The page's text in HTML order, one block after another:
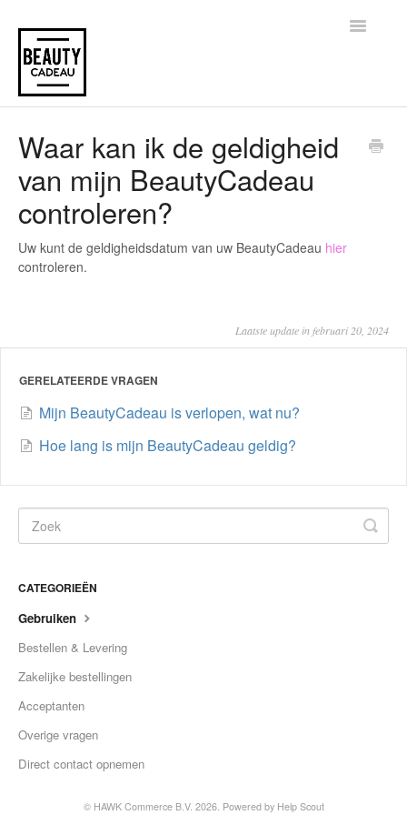
Toggle
Waar kan ik de geldigheid
van mijn BeautyCadeau
controleren?
Uw kunt de geldigheidsdatum van uw BeautyCadeau hier
controleren.
Laatste update in februari 20, 2024
GERELATEERDE VRAGEN
Mijn BeautyCadeau is verlopen, wat nu?
Hoe lang is mijn BeautyCadeau geldig?
CATEGORIEËN
Gebruiken
Bestellen & Levering
Zakelijke bestellingen
Acceptanten
Overige vragen
Direct contact opnemen
© HAWK Commerce B.V. 2026. Powered by Help Scout